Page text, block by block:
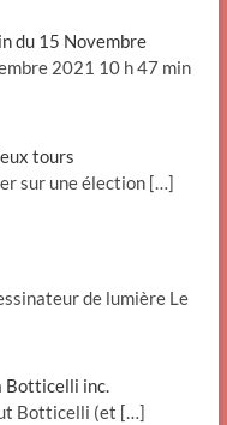
du 15 Novembre
2021 10 h 47 min
tours
sur une élection […]
de lumière Le
Botticelli inc.
Botticelli (et […]